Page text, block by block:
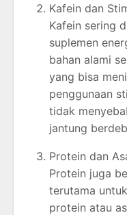
Kafein dan
Kafein sering
suplemen
bahan alami
yang bisa
penggunaan
tidak
jantung
Protein dan
Protein juga
terutama
protein atau